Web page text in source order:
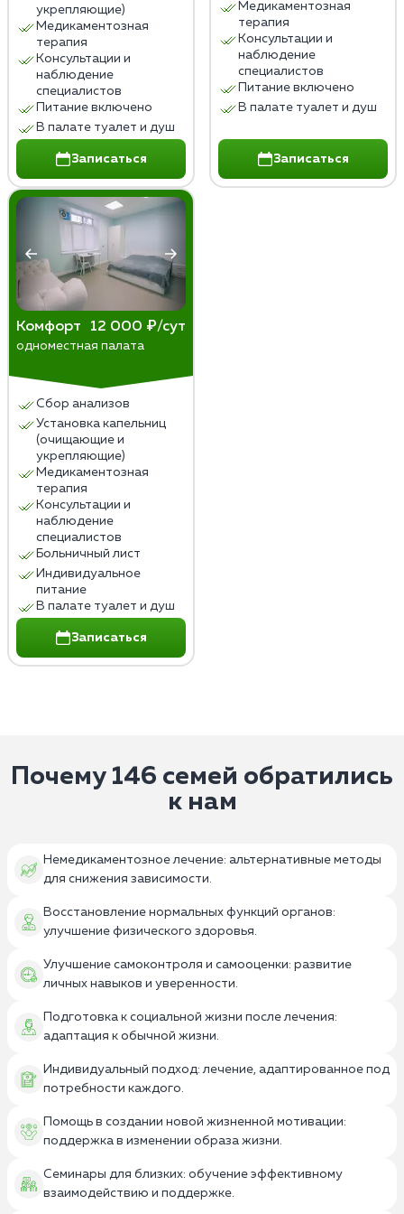
укрепляющие)
Медикаментозная
терапия
Консультации и
наблюдение
специалистов
Питание включено
В палате туалет и душ
Записаться
Медикаментозная
терапия
Консультации и
наблюдение
специалистов
Питание включено
В палате туалет и душ
Записаться
Комфорт 12 000 ₽/сут
одноместная палата
Сбор анализов
Установка капельниц
(очищающие и
укрепляющие)
Медикаментозная
терапия
Консультации и
наблюдение
специалистов
Больничный лист
Индивидуальное
питание
В палате туалет и душ
Записаться
Почему 146 семей обратились
к нам
Немедикаментозное лечение: альтернативные методы
для снижения зависимости.
Восстановление нормальных функций органов:
улучшение физического здоровья.
Улучшение самоконтроля и самооценки: развитие
личных навыков и уверенности.
Подготовка к социальной жизни после лечения:
адаптация к обычной жизни.
Индивидуальный подход: лечение, адаптированное под
потребности каждого.
Помощь в создании новой жизненной мотивации:
поддержка в изменении образа жизни.
Семинары для близких: обучение эффективному
взаимодействию и поддержке.